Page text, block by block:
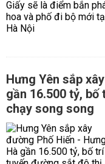
Hưng Yên sắp
gần 16.500 tỷ,
chạy song song